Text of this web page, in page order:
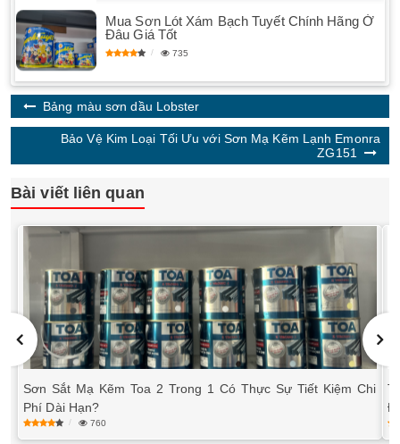
Mua Sơn Lót Xám Bạch Tuyết Chính Hãng Ở
Đâu Giá Tốt
735
Bảng màu sơn dầu Lobster
Bảo Vệ Kim Loại Tối Ưu với Sơn Mạ Kẽm Lạnh Emonra
ZG151
Bài viết liên quan
Sơn Sắt Mạ Kẽm Toa 2 Trong 1 Có Thực Sự Tiết Kiệm Chi
Phí Dài Hạn?
760